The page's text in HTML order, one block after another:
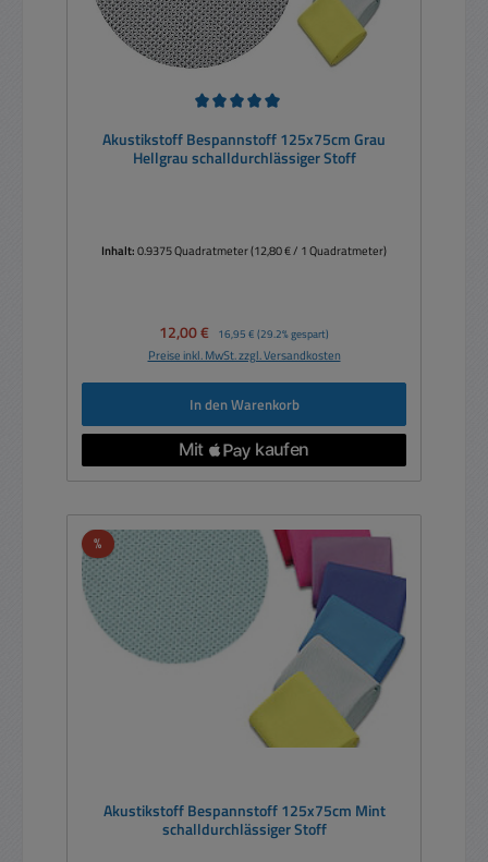
Akustikstoff Bespannstoff 125x75cm Grau
Hellgrau schalldurchlässiger Stoff
Inhalt:0.9375 Quadratmeter(12,80 € / 1 Quadratmeter)
Verkaufspreis:
12,00 € Regulärer Preis:
16,95 € (29.2% gespart)
Preise inkl. MwSt. zzgl. Versandkosten
In den Warenkorb
%Rabatt
Akustikstoff Bespannstoff 125x75cm Mint
schalldurchlässiger Stoff